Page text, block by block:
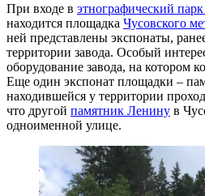
При входе в этнографический
находится площадка Чусовского
ней представлены экспонаты,
территории завода. Особый
оборудование завода, на котором
Еще один экспонат площадки –
находившейся у территории
что другой памятник Ленину в
одноименной улице.